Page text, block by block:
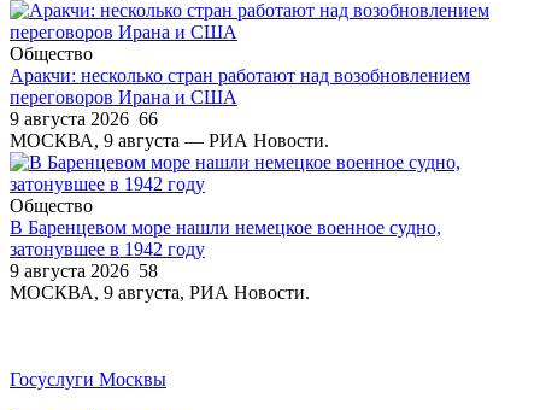
Общество
Аракчи: несколько стран работают над возобновлением
переговоров Ирана и США
9 августа 2026 66
МОСКВА, 9 августа — РИА Новости.
Общество
В Баренцевом море нашли немецкое военное судно,
затонувшее в 1942 году
9 августа 2026 58
МОСКВА, 9 августа, РИА Новости.
Госуслуги Москвы